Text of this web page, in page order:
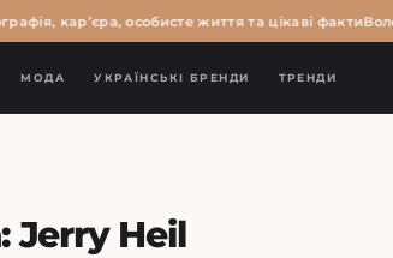
кар’єра, особисте життя та цікаві факти
МОДА УКРАЇНСЬКІ БРЕНДИ ТРЕНДИ
Jerry Heil